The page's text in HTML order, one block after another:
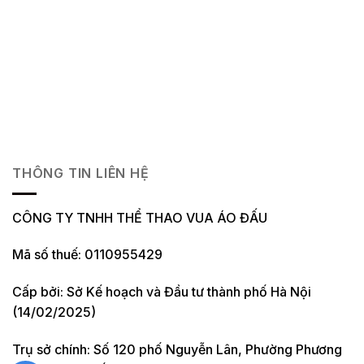
THÔNG TIN LIÊN HỆ
CÔNG TY TNHH THỂ THAO VUA ÁO ĐẤU
Mã số thuế: 0110955429
Cấp bởi: Sở Kế hoạch và Đầu tư thành phố Hà Nội
(14/02/2025)
Trụ sở chính: Số 120 phố Nguyễn Lân, Phường Phương